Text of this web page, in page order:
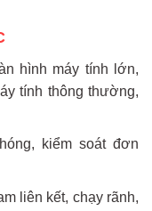
hình máy tính lớn,
tính thông thường,
kiểm soát đơn
liên kết, chạy rãnh,